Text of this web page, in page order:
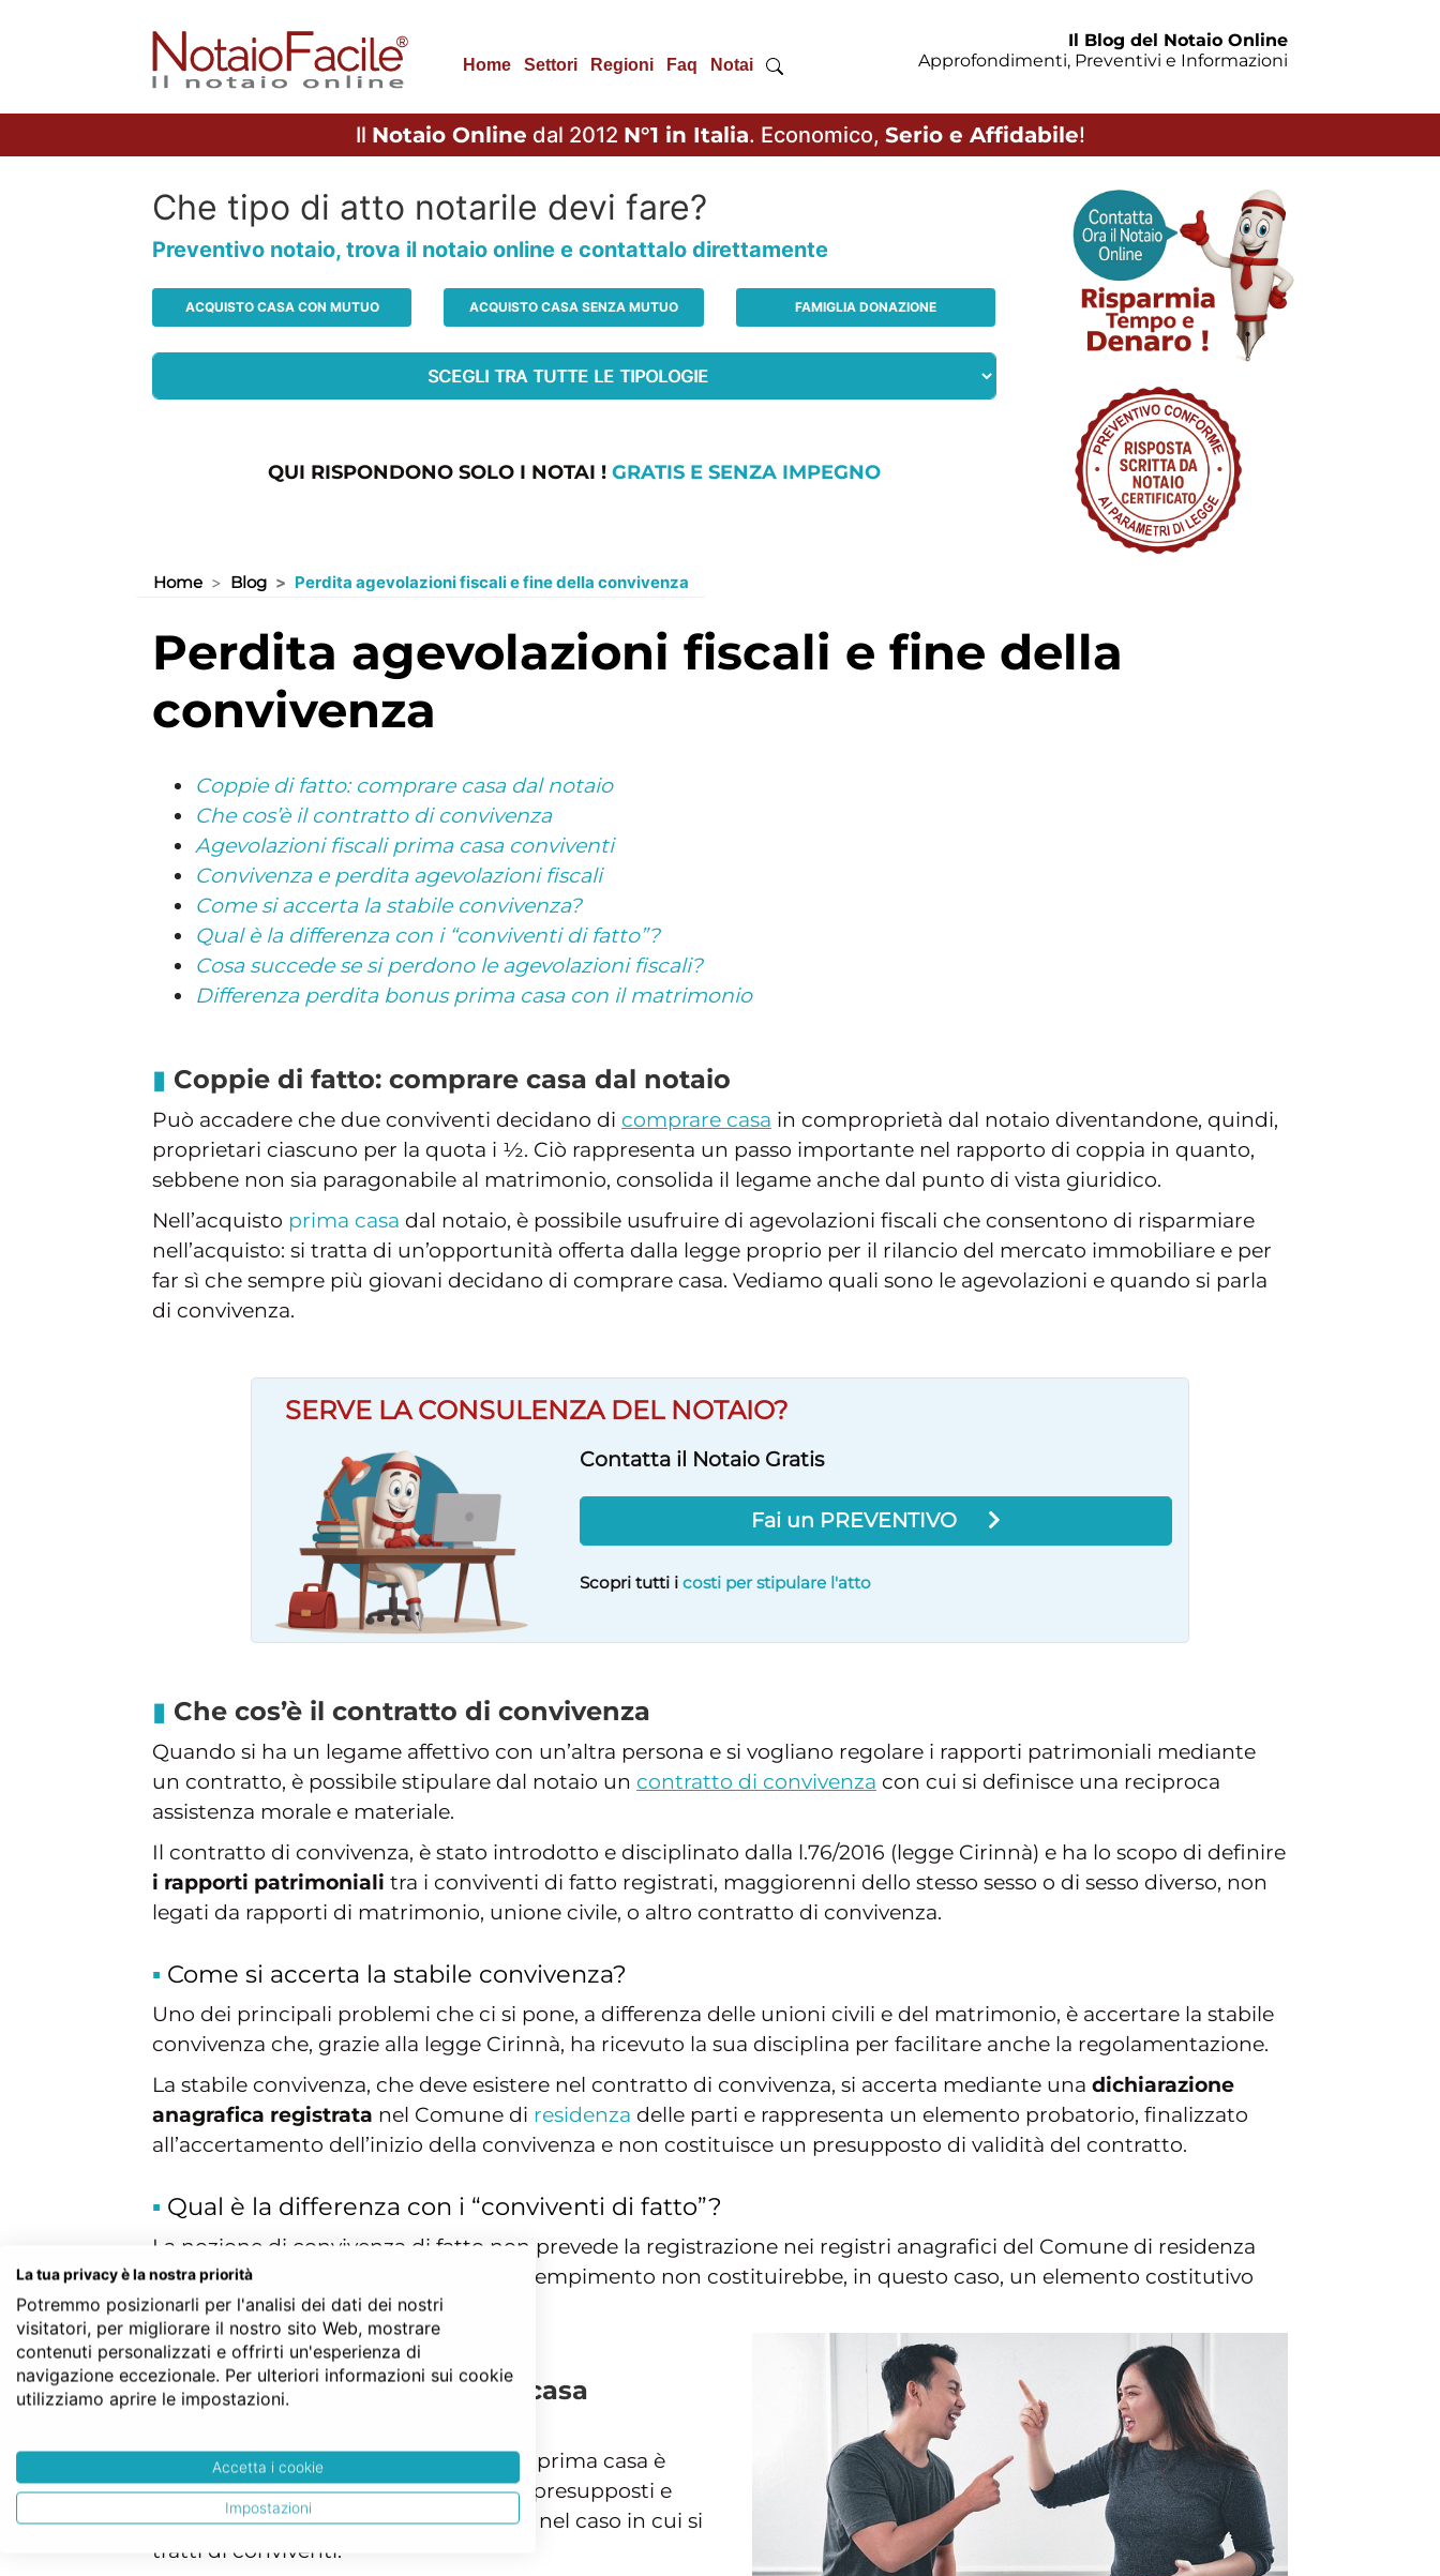
Home Settori Regioni Faq Notai
Il Blog del Notaio Online
Approfondimenti, Preventivi e Informazioni
Il Notaio Online dal 2012 N°1 in Italia. Economico, Serio e Affidabile!
Che tipo di atto notarile devi fare?
Preventivo notaio, trova il notaio online e contattalo direttamente
ACQUISTO CASA CON MUTUO ACQUISTO CASA SENZA MUTUO FAMIGLIA DONAZIONE
QUI RISPONDONO SOLO I NOTAI ! GRATIS E SENZA IMPEGNO
Home Blog Perdita agevolazioni fiscali e fine della convivenza
perdita agevolazioni fiscali e fine della
convivenza
Coppie di fatto: comprare casa dal notaio
Che cos’è il contratto di convivenza
Agevolazioni fiscali prima casa conviventi
Convivenza e perdita agevolazioni fiscali
Come si accerta la stabile convivenza?
Qual è la differenza con i “conviventi di fatto”?
Cosa succede se si perdono le agevolazioni fiscali?
Differenza perdita bonus prima casa con il matrimonio
Coppie di fatto: comprare casa dal notaio
Può accadere che due conviventi decidano di comprare casa in comproprietà dal notaio diventandone, quindi,
proprietari ciascuno per la quota i ½. Ciò rappresenta un passo importante nel rapporto di coppia in quanto,
sebbene non sia paragonabile al matrimonio, consolida il legame anche dal punto di vista giuridico.
Nell’acquisto prima casa dal notaio, è possibile usufruire di agevolazioni fiscali che consentono di risparmiare
nell’acquisto: si tratta di un’opportunità offerta dalla legge proprio per il rilancio del mercato immobiliare e per
far sì che sempre più giovani decidano di comprare casa. Vediamo quali sono le agevolazioni e quando si parla
di convivenza.
SERVE LA CONSULENZA DEL NOTAIO?
Contatta il Notaio Gratis
Fai un PREVENTIVO
Scopri tutti icosti per stipulare l'atto
Che cos’è il contratto di convivenza
Quando si ha un legame affettivo con un’altra persona e si vogliano regolare i rapporti patrimoniali mediante
un contratto, è possibile stipulare dal notaio un contratto di convivenza con cui si definisce una reciproca
assistenza morale e materiale.
Il contratto di convivenza, è stato introdotto e disciplinato dalla l.76/2016 (legge Cirinnà) e ha lo scopo di definire
i rapporti patrimoniali tra i conviventi di fatto registrati, maggiorenni dello stesso sesso o di sesso diverso, non
legati da rapporti di matrimonio, unione civile, o altro contratto di convivenza.
Come si accerta la stabile convivenza?
Uno dei principali problemi che ci si pone, a differenza delle unioni civili e del matrimonio, è accertare la stabile
convivenza che, grazie alla legge Cirinnà, ha ricevuto la sua disciplina per facilitare anche la regolamentazione.
La stabile convivenza, che deve esistere nel contratto di convivenza, si accerta mediante una dichiarazione
anagrafica registrata nel Comune di residenza delle parti e rappresenta un elemento probatorio, finalizzato
all’accertamento dell’inizio della convivenza e non costituisce un presupposto di validità del contratto.
Qual è la differenza con i “conviventi di fatto”?
La nozione di convivenza di fatto non prevede la registrazione nei registri anagrafici del Comune di residenza
della dichiarazione anagrafica. Tale adempimento non costituirebbe, in questo caso, un elemento costitutivo
del rapporto.
Agevolazioni fiscali prima casa
conviventi
Per poter usufruire delle agevolazioni prima casa è
necessario che ricorrano determinati presupposti e
requisiti stabiliti dal legislatore, anche nel caso in cui si
tratti di conviventi.
La tua privacy è la nostra priorità
Potremmo posizionarli per l'analisi dei dati dei nostri
visitatori, per migliorare il nostro sito Web, mostrare
contenuti personalizzati e offrirti un'esperienza di
navigazione eccezionale. Per ulteriori informazioni sui cookie
utilizziamo aprire le impostazioni.
Accetta i cookie
Impostazioni